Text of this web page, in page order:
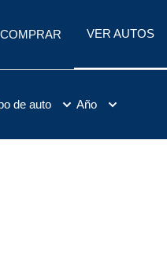
COMPRAR VER AUTOS
de auto Año